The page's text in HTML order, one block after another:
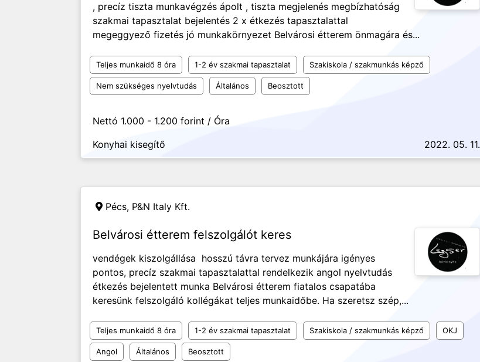
, precíz tiszta munkavégzés ápolt , tiszta megjelenés megbízhatóság
szakmai tapasztalat bejelentés 2 x étkezés tapasztalattal
megeggyező fizetés jó munkakörnyezet Belvárosi étterem önmagára és...
Teljes munkaidő 8 óra 1-2 év szakmai tapasztalat Szakiskola / szakmunkás képző
Nem szükséges nyelvtudás Általános Beosztott
Nettó 1.000 - 1.200 forint / Óra
Konyhai kisegítő
2022. 05. 11.
Pécs, P&N Italy Kft.
Belvárosi étterem felszolgálót keres
vendégek kiszolgállása hosszú távra tervez munkájára igényes
pontos, precíz szakmai tapasztalattal rendelkezik angol nyelvtudás
étkezés bejelentett munka Belvárosi étterem fiatalos csapatába
keresünk felszolgáló kollégákat teljes munkaidőbe. Ha szeretsz szép,...
Teljes munkaidő 8 óra 1-2 év szakmai tapasztalat Szakiskola / szakmunkás képző OKJ
Angol Általános Beosztott